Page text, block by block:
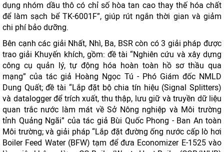
dụng nhóm dầu thô có chỉ số hòa tan cao thay thế hóa chất
để làm sạch bể TK-6001F”, giúp rút ngắn thời gian và giảm
chi phí bảo dưỡng.
Bên cạnh các giải Nhất, Nhì, Ba, BSR còn có 3 giải pháp được
trao giải Khuyến khích, gồm: đề tài “Nghiên cứu và xây dựng
công cụ quản lý, tự động hóa hoàn toàn hồ sơ thầu qua
mạng” của tác giả Hoàng Ngọc Tú - Phó Giám đốc NMLD
Dung Quất; đề tài “Lắp đặt bộ chia tín hiệu (Signal Splitters)
và datalogger để trích xuất, thu thập, lưu giữ và truyền dữ liệu
quan trắc nước làm mát về Sở Nông nghiệp và Môi trường
tỉnh Quảng Ngãi” của tác giả Bùi Quốc Phong - Ban An toàn
Môi trường; và giải pháp “Lắp đặt đường ống nước cấp lò hơi
Boiler Feed Water (BFW) tạm để đưa Economizer E-1525 vào